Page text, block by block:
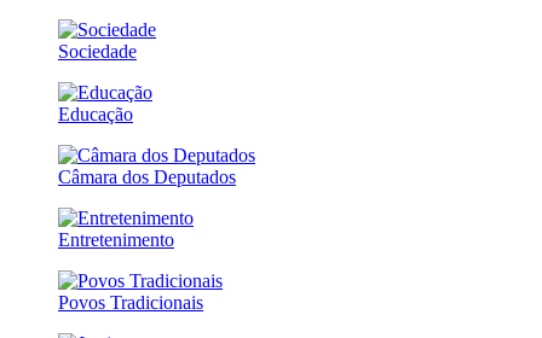
Sociedade
Educação
Câmara dos Deputados
Entretenimento
Povos Tradicionais